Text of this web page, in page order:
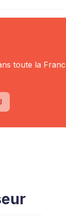
toute la